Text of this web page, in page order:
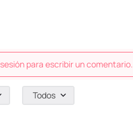
para escribir un comentario.
Todos